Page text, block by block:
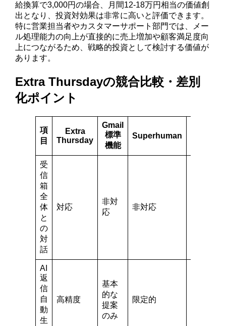
給換算で3,000円の場合、月間12-18万円相当の価値創
出となり、投資対効果は非常に高いと評価できます。
特に営業担当者やカスタマーサポート部門では、メー
ル処理能力の向上が直接的に売上増加や顧客満足度向
上につながるため、戦略的投資として検討する価値が
あります。
Extra Thursdayの競合比較・差別
化ポイント
項
目
Extra
Thursday
Gmail
標準
機能
Superhuman
受
信
箱
全
体
と
の
対
話
対応
非対
応
非対応
AI
返
信
自
動
生
高精度
基本
的な
提案
のみ
限定的